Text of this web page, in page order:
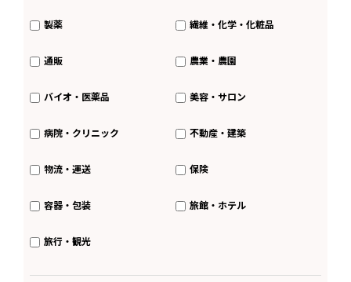
製薬 繊維・化学・化粧品
通販 農業・農園
バイオ・医薬品 美容・サロン
病院・クリニック 不動産・建築
物流・運送 保険
容器・包装 旅館・ホテル
旅行・観光